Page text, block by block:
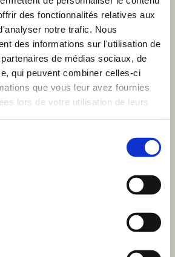
des fonctionnalités relatives aux
notre trafic. Nous
des informations sur l'utilisation de
de médias sociaux, de
qui peuvent combiner celles-ci
que vous leur avez fournies
lors de votre utilisation de leurs
vous à notre
Agency la permission de